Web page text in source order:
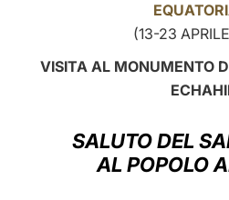
(13-23
VISITA AL MONUMENTO
SALUTO DEL
AL POPOLO